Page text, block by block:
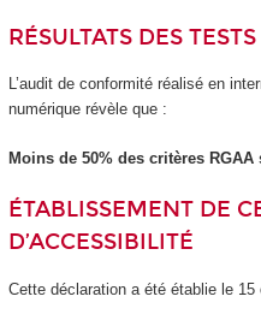
RÉSULTATS DES TESTS
L’audit de conformité réalisé en
numérique révèle que :
Moins de 50% des critères RGAA
ÉTABLISSEMENT DE
D’ACCESSIBILITÉ
Cette déclaration a été établie le 15